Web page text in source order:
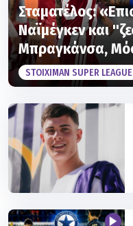
Σταματέλος:
Ναϊμέγκεν και
Μπραγκάνσα,
STOIXIMAN SUPER LEAGUE